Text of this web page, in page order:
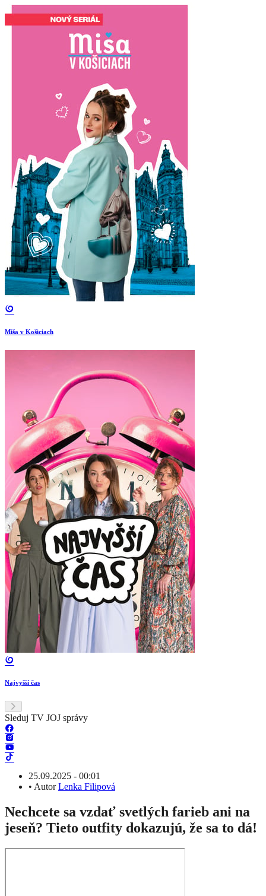
Miša v Košiciach
Najvyšší čas
Sleduj TV JOJ správy
25.09.2025 - 00:01
• AutorLenka Filipová
Nechcete sa vzdať svetlých farieb ani na
jeseň? Tieto outfity dokazujú, že sa to dá!